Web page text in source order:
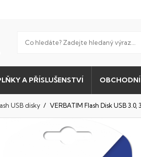
A PŘÍSLUŠENSTVÍ
USB disky VERBATIM Flash Disk USB